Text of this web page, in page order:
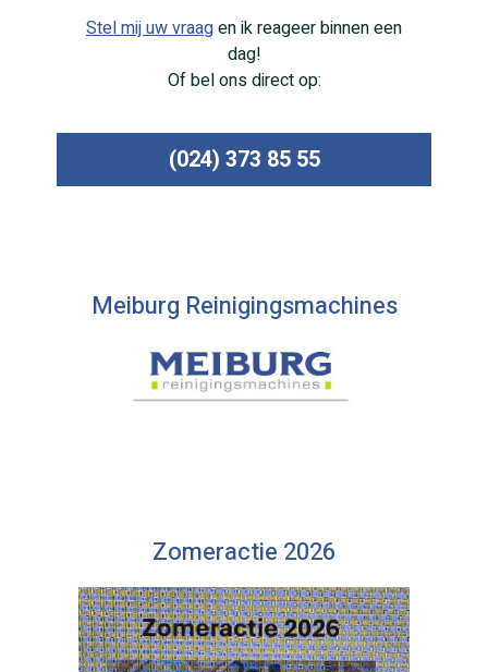
Stel mij uw vraagen ik reageer binnen een
dag!
Of bel ons direct op:
(024) 373 85 55
Meiburg Reinigingsmachines
Zomeractie 2026